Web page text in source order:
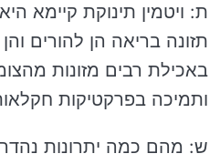
ת: ויטמין תינוקת קיימא
תזונה בריאה הן להורים
באכילת רבים מזונות
ותמיכה בפרקטיקות
ש: מהם כמה יתרונות